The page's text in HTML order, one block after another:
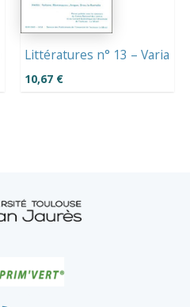
Littératures n° 13 – Varia
10,67 €